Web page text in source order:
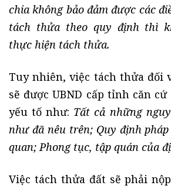
chia không bảo đảm được các
tách thửa theo quy định thì
thực hiện tách thửa.
Tuy nhiên, việc tách thửa đối
sẽ được UBND cấp tỉnh căn
yếu tố như: Tất cả những
như đã nêu trên; Quy định
quan; Phong tục, tập quán của
Việc tách thửa đất sẽ phải